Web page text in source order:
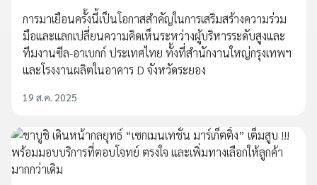
การมาเยือนครั้งนี้เป็นโอกาสสำคัญในการเสริมสร้างความร่วม
มือและแลกเปลี่ยนความคิดเห็นระหว่างผู้บริหารระดับสูงและ
ทีมงานซีล-อาเบกก์ ประเทศไทย ทั้งที่สำนักงานใหญ่กรุงเทพฯ
และโรงงานผลิตในอาคาร D จังหวัดระยอง
19 ส.ค. 2025